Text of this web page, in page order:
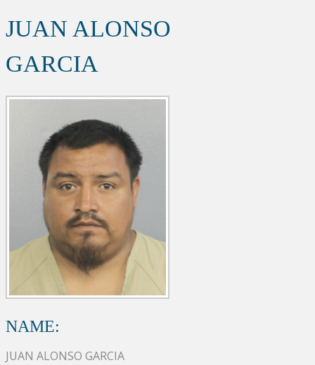
JUAN ALONSO
GARCIA
NAME:
JUAN ALONSO GARCIA